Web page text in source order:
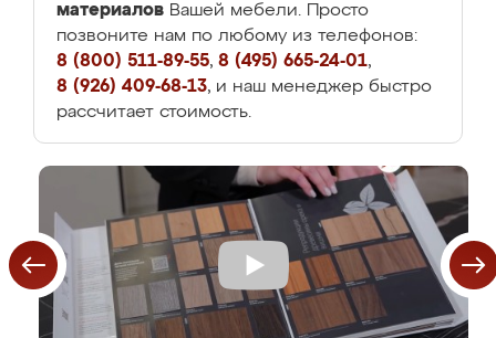
материалов Вашей мебели. Просто
позвоните нам по любому из телефонов:
8 (800) 511-89-55, 8 (495) 665-24-01,
8 (926) 409-68-13, и наш менеджер быстро
рассчитает стоимость.